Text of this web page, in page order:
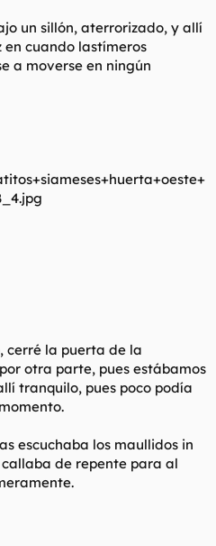
un sillón, aterrorizado, y allí
en cuando lastímeros
a moverse en ningún
cerré la puerta de la
otra parte, pues estábamos
tranquilo, pues poco podía
escuchaba los maullidos in
de repente para al